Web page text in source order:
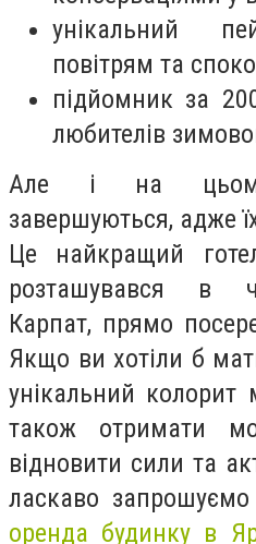
унікальний
повітрям та
підйомник за
любителів
Але і на
завершуються, адже
Це найкращий
розташувався в
Карпат, прямо
Якщо ви хотіли б
унікальний колорит
також отримати
відновити сили та
ласкаво
оренда будинку в